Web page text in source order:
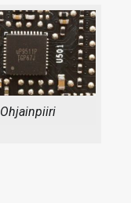
Ohjainpiiri